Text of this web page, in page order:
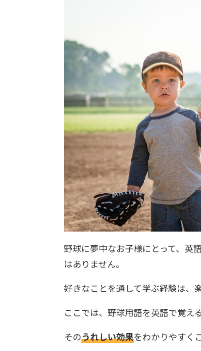
野球に夢中なお子様にとって、英
はありません。
好きなことを通して学ぶ経験は、
ここでは、野球用語を英語で覚え
そのうれしい効果をわかりやすく